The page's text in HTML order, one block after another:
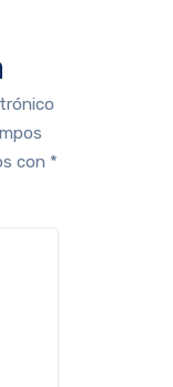
con *